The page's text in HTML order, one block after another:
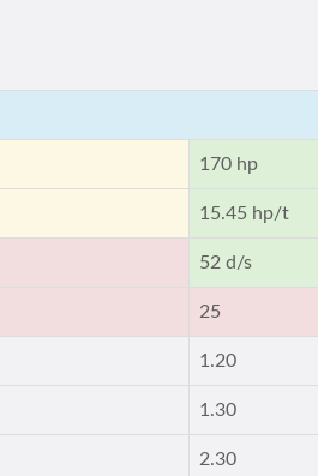
170 hp
15.45 hp/t
52 d/s
25
1.20
1.30
2.30